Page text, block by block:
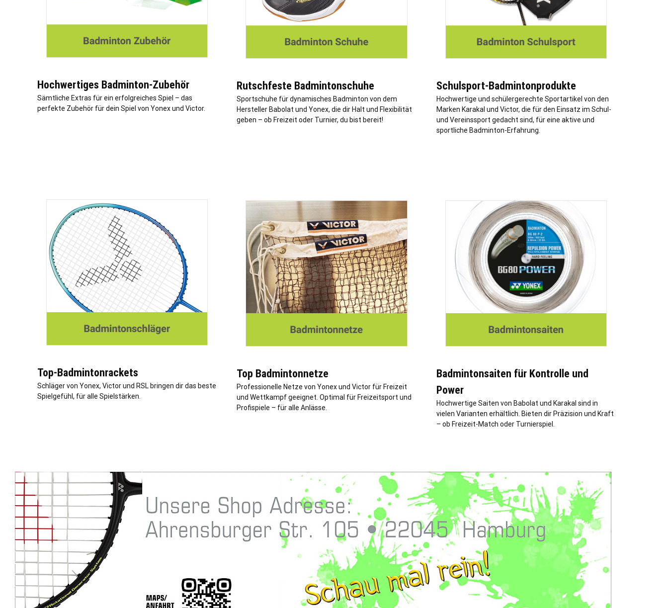
Hochwertiges Badminton-Zubehör
Sämtliche Extras für ein erfolgreiches Spiel – das
perfekte Zubehör für dein Spiel von Yonex und Victor.
Rutschfeste Badmintonschuhe
Sportschuhe für dynamisches Badminton von dem
Hersteller Babolat und Yonex, die dir Halt und Flexibilität
geben – ob Freizeit oder Turnier, du bist bereit!
Schulsport-Badmintonprodukte
Hochwertige und schülergerechte Sportartikel von den
Marken Karakal und Victor, die für den Einsatz im Schul-
und Vereinssport gedacht sind, für eine aktive und
sportliche Badminton-Erfahrung.
Top-Badmintonrackets
Schläger von Yonex, Victor und RSL bringen dir das beste
Spielgefühl, für alle Spielstärken.
Top Badmintonnetze
Professionelle Netze von Yonex und Victor für Freizeit
und Wettkampf geeignet. Optimal für Freizeitsport und
Profispiele – für alle Anlässe.
Badmintonsaiten für Kontrolle und
Power
Hochwertige Saiten von Babolat und Karakal sind in
vielen Varianten erhältlich. Bieten dir Präzision und Kraft
– ob Freizeit-Match oder Turnierspiel.